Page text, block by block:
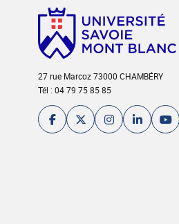
27 rue Marcoz 73000 CHAMBÉRY
Tél : 04 79 75 85 85